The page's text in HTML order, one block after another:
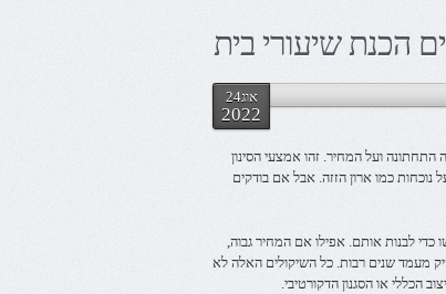
הכנת שיעורי בית
אוג24
2022
ועל המחיר. זהו אמצעי הסינון
נוכחות כמו ארון הזזה. אבל אם בודקים
לבנות אותם. אפילו אם המחיר גבוה,
מעמד שנים רבות. כל השיקולים האלה לא
או הסגנון הדקורטיבי.